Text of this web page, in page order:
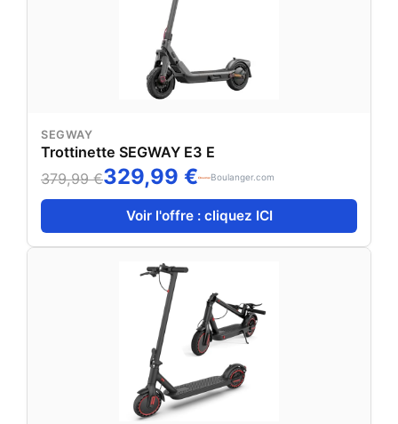
SEGWAY
Trottinette SEGWAY E3 E
379,99 €329,99 € Boulanger.com
Voir l'offre : cliquez ICI